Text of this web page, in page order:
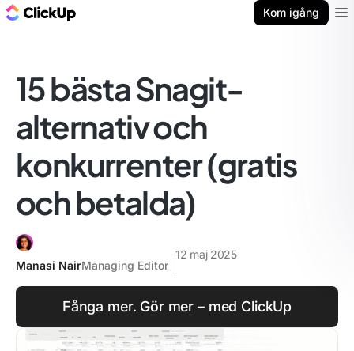
Kom igång
15 bästa Snagit-
alternativ och
konkurrenter (gratis
och betalda)
Manasi NairManaging Editor
12 maj 2025
Fånga mer. Gör mer – med ClickUp